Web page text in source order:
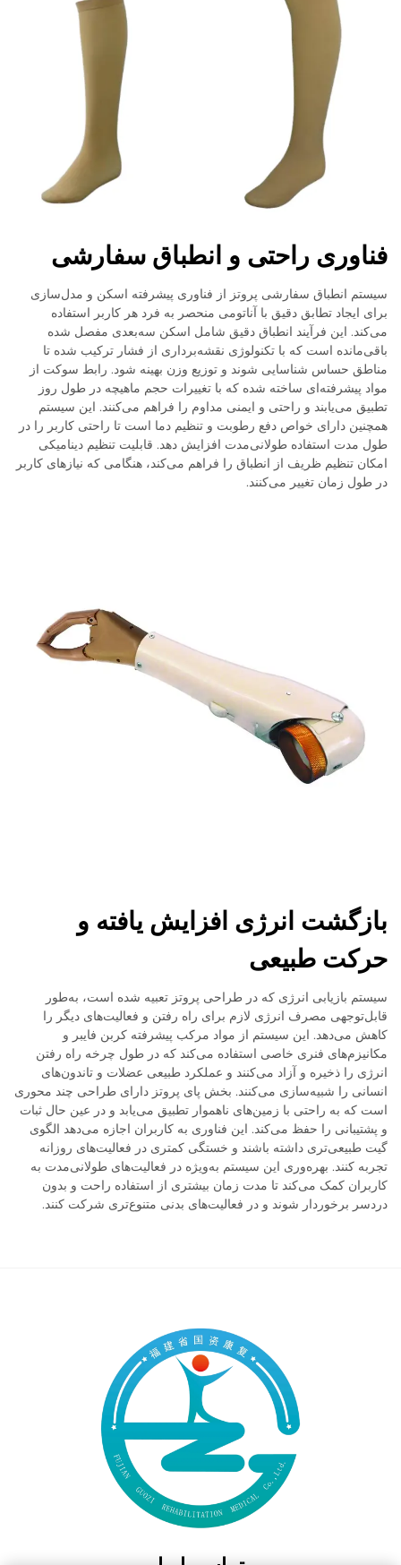
فناوری راحتی و انطباق سفارشی
سیستم انطباق سفارشی پروتز از فناوری پیشرفته اسکن و مدل‌سازی
برای ایجاد تطابق دقیق با آناتومی منحصر به فرد هر کاربر استفاده
می‌کند. این فرآیند انطباق دقیق شامل اسکن سه‌بعدی مفصل شده
باقی‌مانده است که با تکنولوژی نقشه‌برداری از فشار ترکیب شده تا
مناطق حساس شناسایی شوند و توزیع وزن بهینه شود. رابط سوکت از
مواد پیشرفته‌ای ساخته شده که با تغییرات حجم ماهیچه در طول روز
تطبیق می‌یابند و راحتی و ایمنی مداوم را فراهم می‌کنند. این سیستم
همچنین دارای خواص دفع رطوبت و تنظیم دما است تا راحتی کاربر را در
طول مدت استفاده طولانی‌مدت افزایش دهد. قابلیت تنظیم دینامیکی
امکان تنظیم ظریف از انطباق را فراهم می‌کند، هنگامی که نیازهای کاربر
در طول زمان تغییر می‌کنند.
بازگشت انرژی افزایش یافته و
حرکت طبیعی
سیستم بازیابی انرژی که در طراحی پروتز تعبیه شده است، به‌طور
قابل‌توجهی مصرف انرژی لازم برای راه رفتن و فعالیت‌های دیگر را
کاهش می‌دهد. این سیستم از مواد مرکب پیشرفته کربن فایبر و
مکانیزم‌های فنری خاصی استفاده می‌کند که در طول چرخه راه رفتن
انرژی را ذخیره و آزاد می‌کنند و عملکرد طبیعی عضلات و تاندون‌های
انسانی را شبیه‌سازی می‌کنند. بخش پای پروتز دارای طراحی چند محوری
است که به راحتی با زمین‌های ناهموار تطبیق می‌یابد و در عین حال ثبات
و پشتیبانی را حفظ می‌کند. این فناوری به کاربران اجازه می‌دهد الگوی
گیت طبیعی‌تری داشته باشند و خستگی کمتری در فعالیت‌های روزانه
تجربه کنند. بهره‌وری این سیستم به‌ویژه در فعالیت‌های طولانی‌مدت به
کاربران کمک می‌کند تا مدت زمان بیشتری از استفاده راحت و بدون
دردسر برخوردار شوند و در فعالیت‌های بدنی متنوع‌تری شرکت کنند.